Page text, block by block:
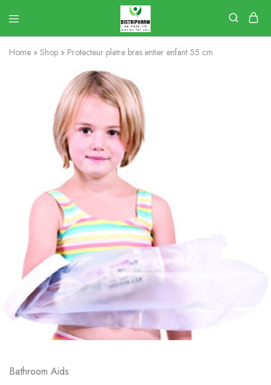
Home » Shop » Protecteur platre bras entier enfant 55 cm
Bathroom Aids